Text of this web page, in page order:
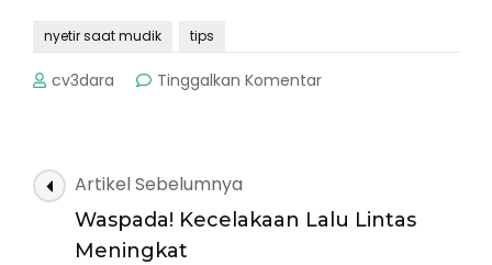
nyetir saat mudik tips
cv3dara Tinggalkan Komentarpada
Navigasi
Artikel
Artikel Sebelumnya
Waspada! Kecelakaan Lalu Lintas
Meningkat